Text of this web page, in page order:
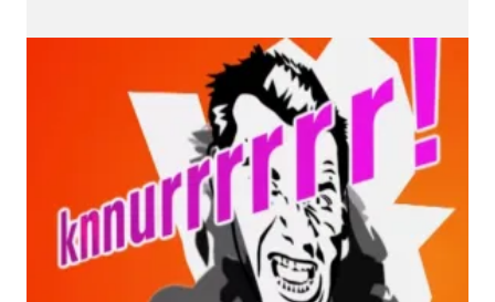
M H Y N
Manuel Hernandez y Nothdurft (Dipl. Des.)
Multidisziplinäre Designlösungen.
Person
|Kontakt|
Fotoblog
mhyn@mhyn.de